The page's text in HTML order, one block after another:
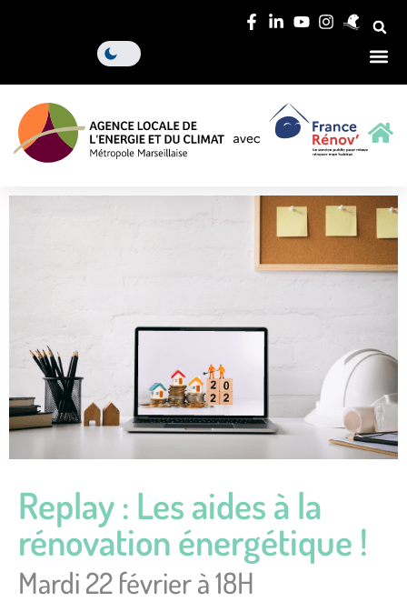
Replay : Les aides à la
rénovation énergétique !
Mardi 22 février à 18H